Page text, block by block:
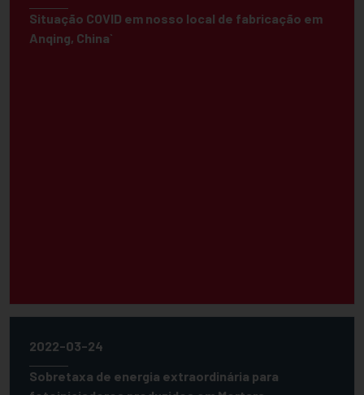
Situação COVID em nosso local de fabricação em
Anqing, China`
2022-03-24
Sobretaxa de energia extraordinária para